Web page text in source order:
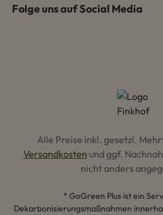
Folge uns auf Social Media
Alle Preise inkl. gesetzl.
Versandkosten und ggf.
nicht anders
* GoGreen Plus ist ein
Dekarbonisierungsmaßnahmen